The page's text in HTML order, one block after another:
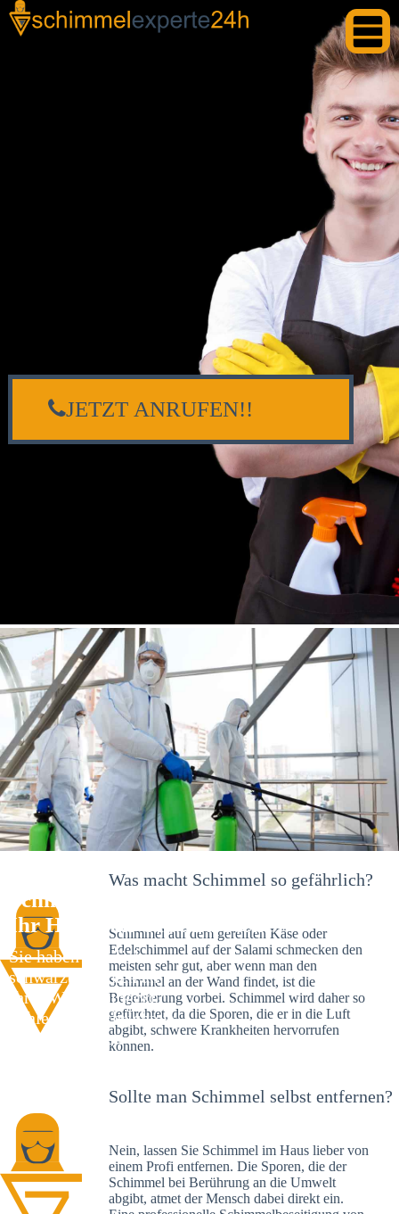
Schimmelexperte in Wengenstadt –
Ihr Helfer an Ort und Stelle
Sie haben kürzlich
schwarze Flecken an
Ihrer Wand entdeckt?
Schlechte Nachrichten:
Sie haben einen
JETZT ANRUFEN!!
Was macht Schimmel so gefährlich?
Schimmel auf dem gereiften Käse oder
Edelschimmel auf der Salami schmecken den
meisten sehr gut, aber wenn man den
Schimmel an der Wand findet, ist die
Begeisterung vorbei. Schimmel wird daher so
gefürchtet, da die Sporen, die er in die Luft
abgibt, schwere Krankheiten hervorrufen
können.
Sollte man Schimmel selbst entfernen?
Nein, lassen Sie Schimmel im Haus lieber von
einem Profi entfernen. Die Sporen, die der
Schimmel bei Berührung an die Umwelt
abgibt, atmet der Mensch dabei direkt ein.